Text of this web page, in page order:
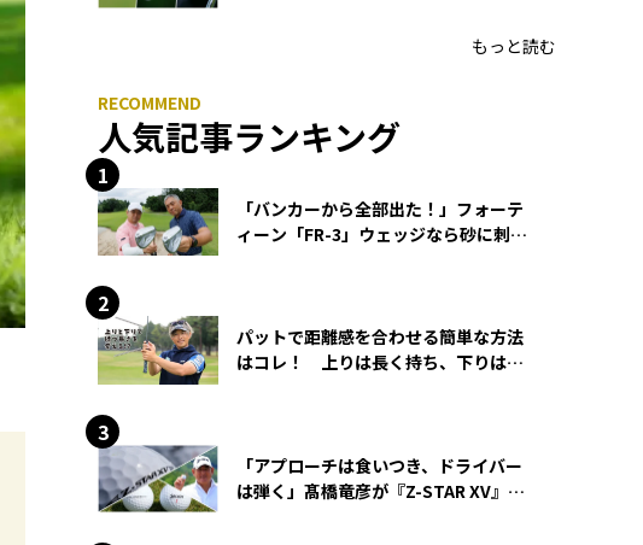
もっと読む
人気記事ランキング
「バンカーから全部出た！」フォーテ
ィーン「FR-3」ウェッジなら砂に刺さ
パットで距離感を合わせる簡単な方法
はコレ！ 上りは長く持ち、下りは短
「アプローチは食いつき、ドライバー
は弾く」髙橋竜彦が『Z-STAR XV』を